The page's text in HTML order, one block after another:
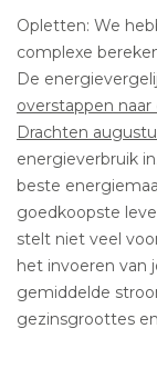
Opletten: We
complexe
De
overstappen
Drachten
energieverbruik
beste
goedkoopste
stelt niet veel
het invoeren van
gemiddelde
gezinsgroottes